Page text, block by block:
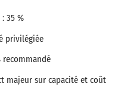
: 35 %
privilégiée
recommandé
majeur sur capacité et coût